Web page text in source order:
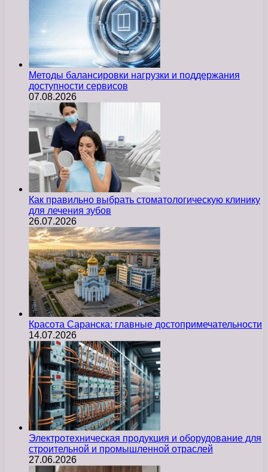
Методы балансировки нагрузки и поддержания
доступности сервисов
07.08.2026
Как правильно выбрать стоматологическую клинику
для лечения зубов
26.07.2026
Красота Саранска: главные достопримечательности
14.07.2026
Электротехническая продукция и оборудование для
строительной и промышленной отраслей
27.06.2026